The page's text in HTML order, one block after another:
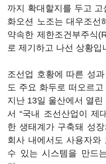
까지 확대할지를 두고
화오션 노조는 대우조선
약속한 제한조건부주식
로 제기하고 나선 상황입
조선업 호황에 따른 성
도 주요 화두로 떠오르
지난 13일 울산에서 열린
서 “국내 조선산업이 제
한 생태계가 구축돼 성
회사 내에서도 사용자와
수 있는 시스템을 만드